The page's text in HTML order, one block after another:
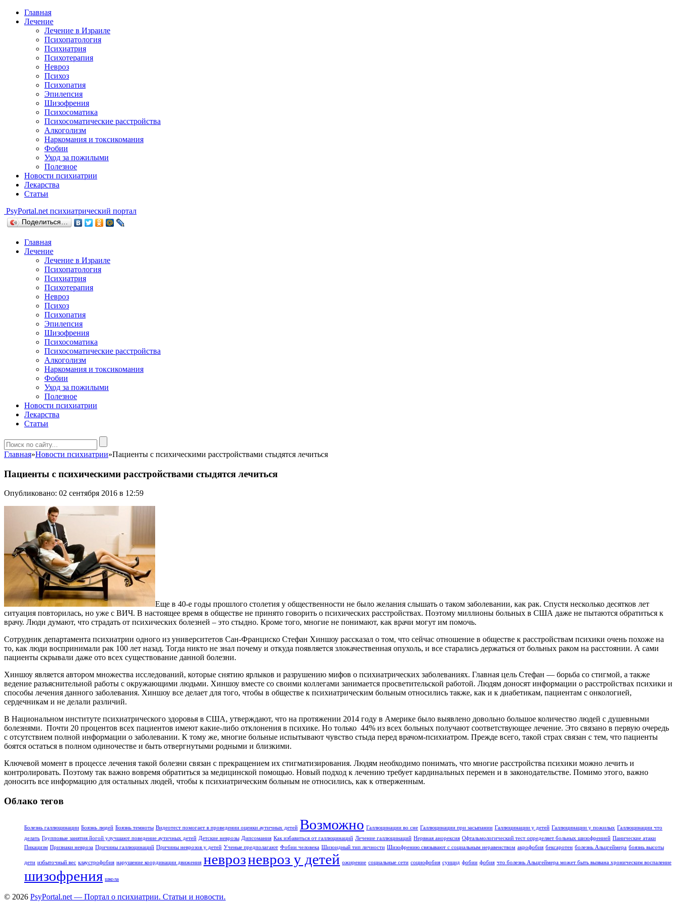
Главная
Лечение
Лечение в Израиле
Психопатология
Психиатрия
Психотерапия
Невроз
Психоз
Психопатия
Эпилепсия
Шизофрения
Психосоматика
Психосоматические расстройства
Алкоголизм
Наркомания и токсикомания
Фобии
Уход за пожилыми
Полезное
Новости психиатрии
Лекарства
Статьи
PsyPortal.net психиатрический портал
Поделиться…
Главная
Лечение
Лечение в Израиле
Психопатология
Психиатрия
Психотерапия
Невроз
Психоз
Психопатия
Эпилепсия
Шизофрения
Психосоматика
Психосоматические расстройства
Алкоголизм
Наркомания и токсикомания
Фобии
Уход за пожилыми
Полезное
Новости психиатрии
Лекарства
Статьи
Главная»Новости психиатрии»Пациенты с психическими расстройствами стыдятся лечиться
Пациенты с психическими расстройствами стыдятся лечиться
Опубликовано: 02 сентября 2016 в 12:59
Еще в 40-е годы прошлого столетия у общественности не было желания слышать о таком заболевании, как рак. Спустя несколько десятков лет
ситуация повторилась, но уже с ВИЧ. В настоящее время в обществе не принято говорить о психических расстройствах. Поэтому миллионы больных в США даже не пытаются обратиться к
врачу. Люди думают, что страдать от психических болезней – это стыдно. Кроме того, многие не понимают, как врачи могут им помочь.
Сотрудник департамента психиатрии одного из университетов Сан-Франциско Стефан Хиншоу рассказал о том, что сейчас отношение в обществе к расстройствам психики очень похоже на
то, как люди воспринимали рак 100 лет назад. Тогда никто не знал почему и откуда появляется злокачественная опухоль, и все старались держаться от больных раком на расстоянии. А сами
пациенты скрывали даже ото всех существование данной болезни.
Хиншоу является автором множества исследований, которые снятию ярлыков и разрушению мифов о психиатрических заболеваниях. Главная цель Стефан — борьба со стигмой, а также
ведение разъяснительной работы с окружающими людьми. Хиншоу вместе со своими коллегами занимается просветительской работой. Людям доносят информации о расстройствах психики и
способы лечения данного заболевания. Хиншоу все делает для того, чтобы в обществе к психиатрическим больным относились также, как и к диабетикам, пациентам с онкологией,
сердечникам и не делали различий.
В Национальном институте психиатрического здоровья в США, утверждают, что на протяжении 2014 году в Америке было выявлено довольно большое количество людей с душевными
болезнями. Почти 20 процентов всех пациентов имеют какие-либо отклонения в психике. Но только 44% из всех больных получают соответствующее лечение. Это связано в первую очередь
с отсутствием полной информации о заболевании. К тому же, многие больные испытывают чувство стыда перед врачом-психиатром. Прежде всего, такой страх связан с тем, что пациенты
боятся остаться в полном одиночестве и быть отвергнутыми родными и близкими.
Ключевой момент в процессе лечения такой болезни связан с прекращением их стигматизирования. Людям необходимо понимать, что многие расстройства психики можно лечить и
контролировать. Поэтому так важно вовремя обратиться за медицинской помощью. Новый подход к лечению требует кардинальных перемен и в законодательстве. Помимо этого, важно
доносить все информацию для остальных людей, чтобы к психиатрическим больным не относились, как к отверженным.
Облако тегов
Болезнь галлюцинации Боязнь людей Боязнь темноты Видеотест помогает в проведении оценки аутичных детей Возможно Галлюцинации во сне Галлюцинации при засыпании Галлюцинации у детей Галлюцинации у пожилых Галлюцинации что
делать Групповые занятия йогой улучшают поведение аутичных детей Детские неврозы Дипсомания Как избавиться от галлюцинаций Лечение галлюцинаций Нервная анорексия Офтальмологический тест определяет больных шизофренией Панические атаки
Пикацизм Признаки невроза Причины галлюцинаций Причины неврозов у детей Ученые предполагают Фобии человека Шизоидный тип личности Шизофрению связывают с социальным неравенством акрофобия бексаротен болезнь Альцгеймера боязнь высоты
дети избыточный вес клаустрофобия нарушение координации движения неврозневроз у детей ожирение социальные сети социофобия суицид фобии фобия что болезнь Альцгеймера может быть вызвана хроническим воспаление
шизофрения школа
© 2026 PsyPortal.net — Портал о психиатрии. Статьи и новости.